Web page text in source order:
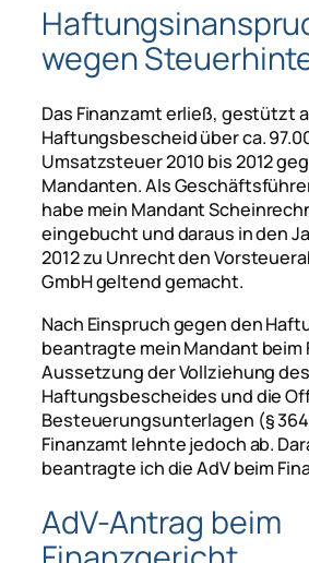
wegen
Das Finanzamt erließ, gestützt
Haftungsbescheid über ca.
Umsatzsteuer 2010 bis 2012
Mandanten. Als
habe mein Mandant
eingebucht und daraus in den
2012 zu Unrecht den
GmbH geltend gemacht.
Nach Einspruch gegen den
beantragte mein Mandant beim
Aussetzung der Vollziehung des
Haftungsbescheides und die
Besteuerungsunterlagen (§ 364
Finanzamt lehnte jedoch ab.
beantragte ich die AdV beim
AdV-Antrag beim